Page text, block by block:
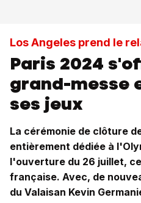
Los Angeles prend le
Paris 2024
grand-messe
ses jeux
La cérémonie de clôture
entièrement dédiée à
l'ouverture du 26 juillet,
française. Avec, de
du Valaisan Kevin